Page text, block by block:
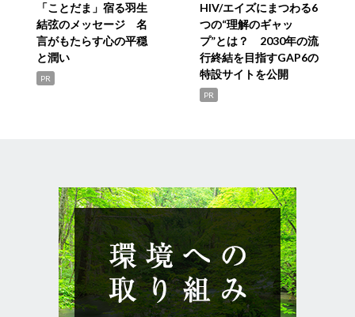
「ことだま」宿る羽生
結弦のメッセージ 名
言がもたらす心の平穏
と潤い
PR
HIV/エイズにまつわる6
つの“理解のギャッ
プ”とは？ 2030年の流
行終結を目指すGAP6の
特設サイトを公開
PR